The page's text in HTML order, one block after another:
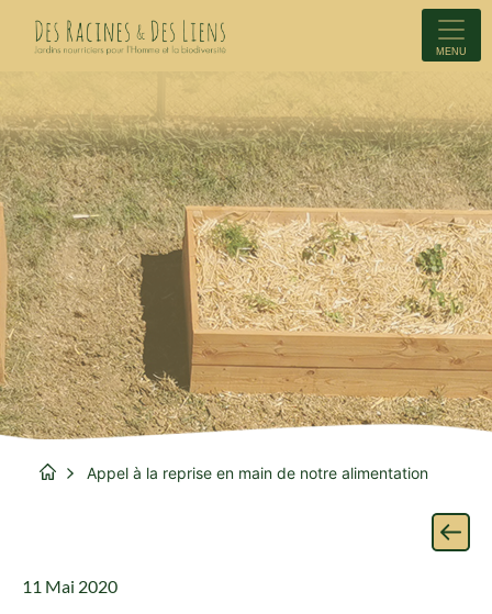
MENU
Appel à la reprise en main de notre alimentation
11 Mai 2020